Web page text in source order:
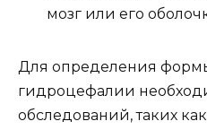
мозг или его
Для определения
гидроцефалии
обследований, таких